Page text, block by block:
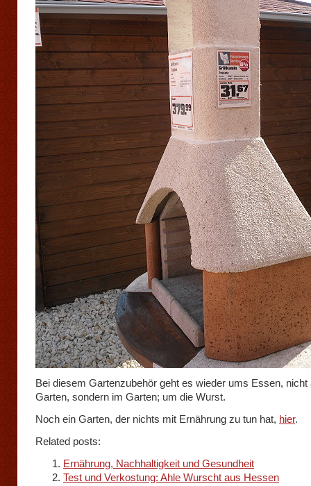
Bei diesem Gartenzubehör geht es wieder ums Essen, nicht
Garten, sondern im Garten; um die Wurst.
Noch ein Garten, der nichts mit Ernährung zu tun hat, hier.
Related posts:
Ernährung, Nachhaltigkeit und Gesundheit
Test und Verkostung: Ahle Wurscht aus Hessen